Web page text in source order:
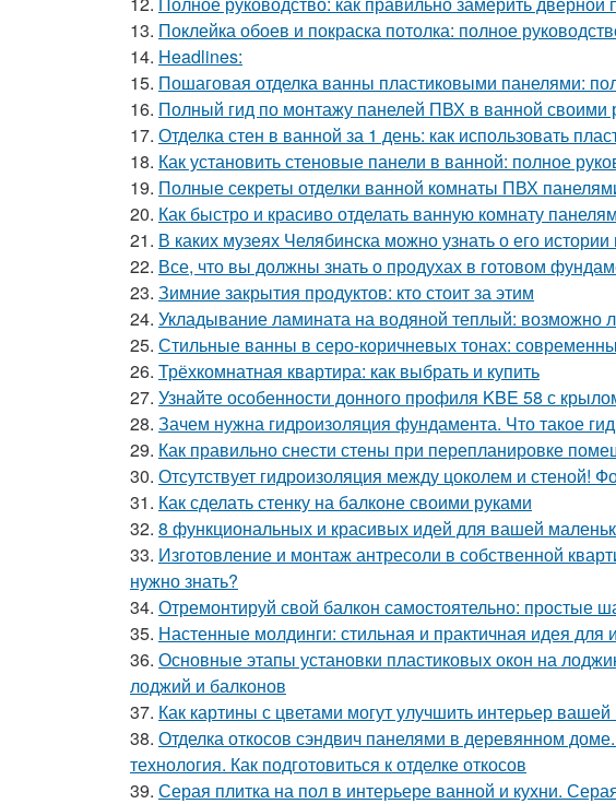
13. Поклейка обоев и покраска потолка: полное
14. Headlines:
15. Пошаговая отделка ванны пластиковыми панелями:
16. Полный гид по монтажу панелей ПВХ в ванной своими
17. Отделка стен в ванной за 1 день: как использовать
18. Как установить стеновые панели в ванной: полное
19. Полные секреты отделки ванной комнаты ПВХ
20. Как быстро и красиво отделать ванную комнату
21. В каких музеях Челябинска можно узнать о его истории
22. Все, что вы должны знать о продухах в готовом
23. Зимние закрытия продуктов: кто стоит за этим
24. Укладывание ламината на водяной теплый: возможно
25. Стильные ванны в серо-коричневых тонах:
26. Трёхкомнатная квартира: как выбрать и купить
27. Узнайте особенности донного профиля KBE 58 с
28. Зачем нужна гидроизоляция фундамента. Что такое
29. Как правильно снести стены при перепланировке
30. Отсутствует гидроизоляция между цоколем и стеной!
31. Как сделать стенку на балконе своими руками
32. 8 функциональных и красивых идей для вашей
33. Изготовление и монтаж антресоли в собственной
нужно знать?
34. Отремонтируй свой балкон самостоятельно: простые
35. Настенные молдинги: стильная и практичная идея для
36. Основные этапы установки пластиковых окон на
лоджий и балконов
37. Как картины с цветами могут улучшить интерьер
38. Отделка откосов сэндвич панелями в деревянном
технология. Как подготовиться к отделке откосов
39. Серая плитка на пол в интерьере ванной и кухни.